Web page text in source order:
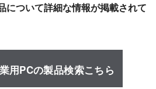
について詳細な情報が掲載されて
用PCの製品検索こちら